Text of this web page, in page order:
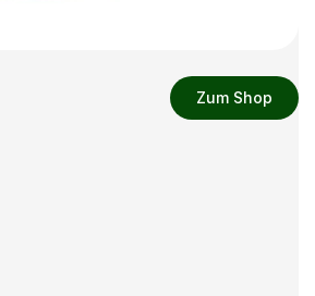
Zum Shop